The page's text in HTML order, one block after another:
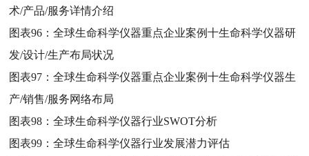
术/产品/服务详情介绍
图表96：全球生命科学仪器重点企业案例十生命科学仪器研
发/设计/生产布局状况
图表97：全球生命科学仪器重点企业案例十生命科学仪器生
产/销售/服务网络布局
图表98：全球生命科学仪器行业SWOT分析
图表99：全球生命科学仪器行业发展潜力评估